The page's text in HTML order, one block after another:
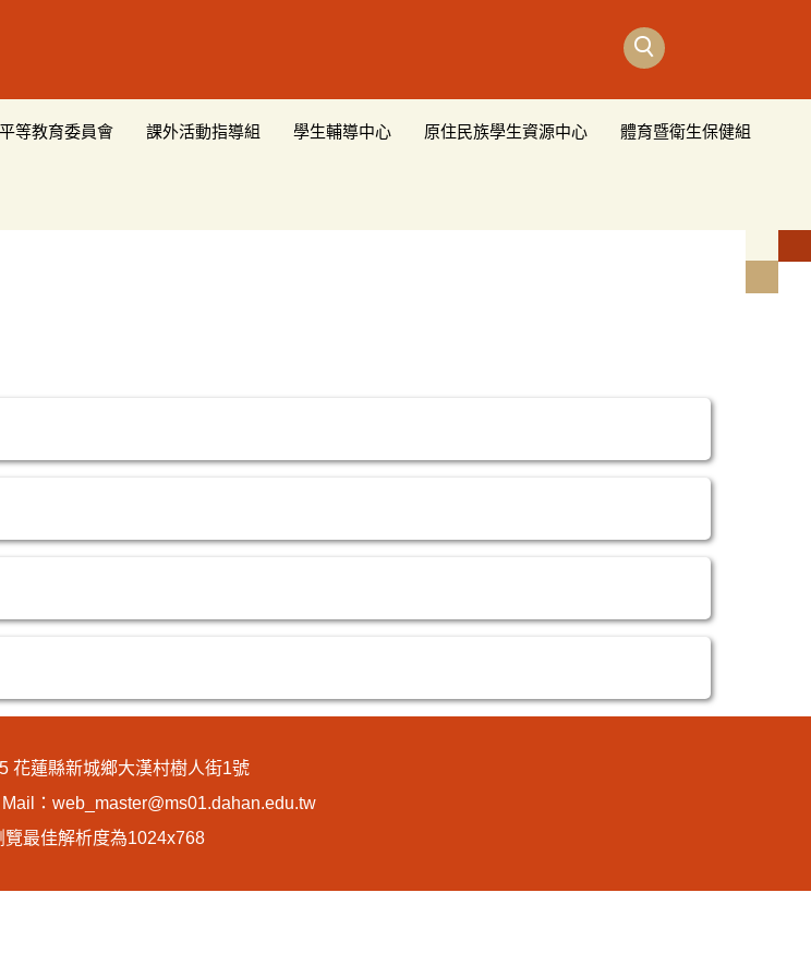
等教育委員會 課外活動指導組 學生輔導中心 原住民族學生資源中心 體育暨衛生保健組
花蓮縣新城鄉大漢村樹人街1號
：web_master@ms01.dahan.edu.tw
覽最佳解析度為1024x768